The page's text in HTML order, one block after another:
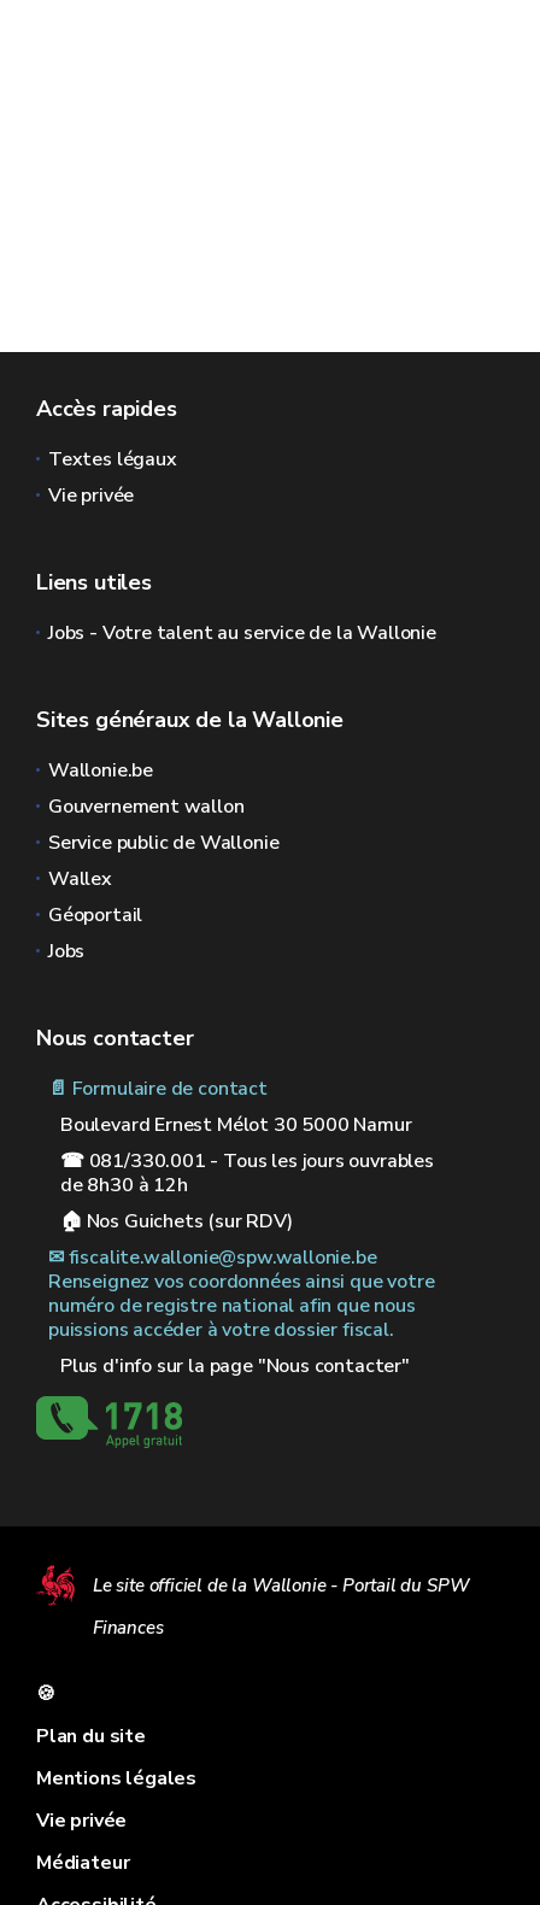
procédure détaillée
Accès rapides
Textes légaux
Vie privée
Liens utiles
Jobs - Votre talent au service de la Wallonie
Sites généraux de la Wallonie
Wallonie.be
Gouvernement wallon
Service public de Wallonie
Wallex
Géoportail
Jobs
Nous contacter
📄 Formulaire de contact
Boulevard Ernest Mélot 30 5000 Namur
☎ 081/330.001 - Tous les jours ouvrables
de 8h30 à 12h
🏠︎ Nos Guichets (sur RDV)
✉︎ fiscalite.wallonie@spw.wallonie.be
Renseignez vos coordonnées ainsi que votre
numéro de registre national afin que nous
puissions accéder à votre dossier fiscal.
Plus d'info sur la page "Nous contacter"
Le site officiel de la Wallonie - Portail du SPW
Finances
🍪
Plan du site
Mentions légales
Vie privée
Médiateur